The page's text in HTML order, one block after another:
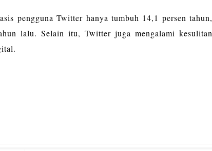
pengguna Twitter hanya tumbuh 14,1 persen tahun,
lalu. Selain itu, Twitter juga mengalami kesulitan